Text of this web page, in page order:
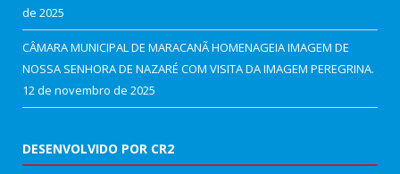
de 2025
CÂMARA MUNICIPAL DE MARACANÃ HOMENAGEIA IMAGEM DE
NOSSA SENHORA DE NAZARÉ COM VISITA DA IMAGEM PEREGRINA.
12 de novembro de 2025
DESENVOLVIDO POR CR2